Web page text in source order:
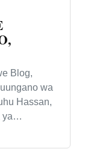
Blog,
wa
Hassan,
ya…